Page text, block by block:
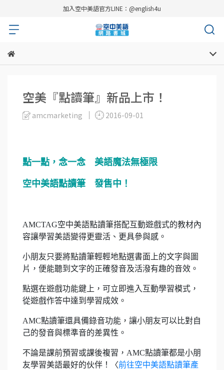
加入空中美語官方LINE：@english4u
空美『點讀筆』新品上市！
amcmarketing 2016-09-01
點一點，念一念 美語魔法無極限
空中美語點讀筆 發售中！
AMCTAG空中美語點讀筆搭配互動遊戲式的教材內
容讓學習美語變得更靈活、更具參與感。
小朋友只要將點讀筆輕輕地點選書面上的文字與圖
片，便能聽到文字的正確發音及活潑有趣的音效。
點選在遊戲功能鍵上，可立即進入互動學習模式，
從遊戲作答中達到學習成效。
AMC點讀筆還具備錄音功能，讓小朋友可以比對自
己的發音與標準音的差異性。
不論是課前預習或課後複習，AMC點讀筆都是小朋
友學習美語最好的伙伴！〈前往空中美語點讀筆產